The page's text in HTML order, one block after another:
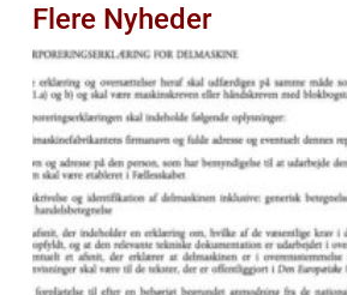
Flere Nyheder